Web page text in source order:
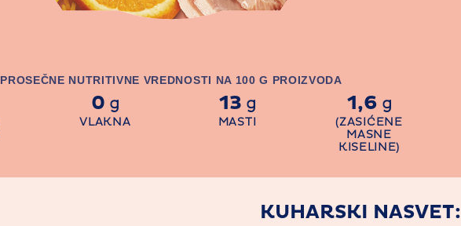
PROSEČNE NUTRITIVNE VREDNOSTI NA 100 G PROIZVODA
0 g
VLAKNA
13 g
MASTI
1,6 g
(ZASIĆENE
MASNE
KISELINE)
KUHARSKI NASVET: